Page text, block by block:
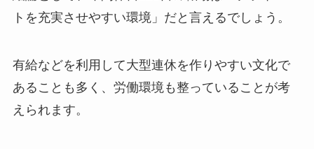
トを充実させやすい環境」だと言えるでしょう。
有給などを利用して大型連休を作りやすい文化で
あることも多く、労働環境も整っていることが考
えられます。